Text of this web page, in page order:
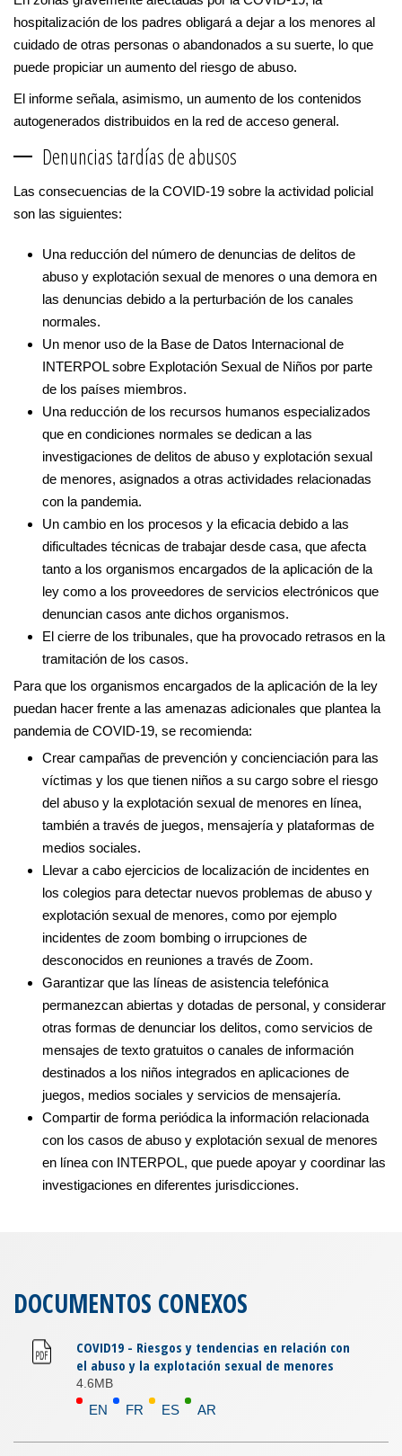
hospitalización de los padres obligará a dejar a los menores al
cuidado de otras personas o abandonados a su suerte, lo que
puede propiciar un aumento del riesgo de abuso.
El informe señala, asimismo, un aumento de los contenidos
autogenerados distribuidos en la red de acceso general.
Denuncias tardías de abusos
Las consecuencias de la COVID-19 sobre la actividad policial
son las siguientes:
Una reducción del número de denuncias de delitos de
abuso y explotación sexual de menores o una demora en
las denuncias debido a la perturbación de los canales
normales.
Un menor uso de la Base de Datos Internacional de
INTERPOL sobre Explotación Sexual de Niños por parte
de los países miembros.
Una reducción de los recursos humanos especializados
que en condiciones normales se dedican a las
investigaciones de delitos de abuso y explotación sexual
de menores, asignados a otras actividades relacionadas
con la pandemia.
Un cambio en los procesos y la eficacia debido a las
dificultades técnicas de trabajar desde casa, que afecta
tanto a los organismos encargados de la aplicación de la
ley como a los proveedores de servicios electrónicos que
denuncian casos ante dichos organismos.
El cierre de los tribunales, que ha provocado retrasos en la
tramitación de los casos.
Para que los organismos encargados de la aplicación de la ley
puedan hacer frente a las amenazas adicionales que plantea la
pandemia de COVID-19, se recomienda:
Crear campañas de prevención y concienciación para las
víctimas y los que tienen niños a su cargo sobre el riesgo
del abuso y la explotación sexual de menores en línea,
también a través de juegos, mensajería y plataformas de
medios sociales.
Llevar a cabo ejercicios de localización de incidentes en
los colegios para detectar nuevos problemas de abuso y
explotación sexual de menores, como por ejemplo
incidentes de zoom bombing o irrupciones de
desconocidos en reuniones a través de Zoom.
Garantizar que las líneas de asistencia telefónica
permanezcan abiertas y dotadas de personal, y considerar
otras formas de denunciar los delitos, como servicios de
mensajes de texto gratuitos o canales de información
destinados a los niños integrados en aplicaciones de
juegos, medios sociales y servicios de mensajería.
Compartir de forma periódica la información relacionada
con los casos de abuso y explotación sexual de menores
en línea con INTERPOL, que puede apoyar y coordinar las
investigaciones en diferentes jurisdicciones.
DOCUMENTOS CONEXOS
COVID19 - Riesgos y tendencias en relación con
el abuso y la explotación sexual de menores
4.6MB
EN FR ES AR